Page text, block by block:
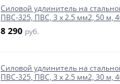
Силовой удлинитель на
ПВС-325, ПВС, 3 x 2.5 мм2, 50 м,
8 290 руб.
Силовой удлинитель на
ПВС-325, ПВС, 3 x 2.5 мм2, 30 м,